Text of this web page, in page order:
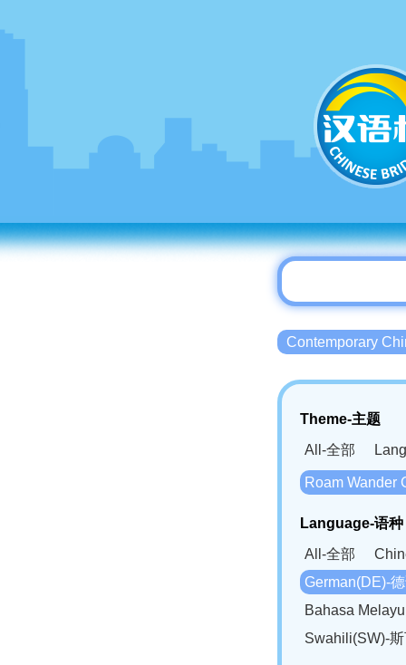
Contemporary
Theme-主题
All-全部
Roam Wander
Language-语种
All-全部
German(DE)-
Bahasa
Swahili(SW)-